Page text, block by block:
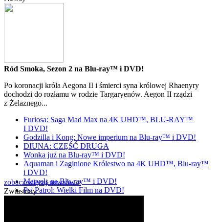
Ród Smoka, Sezon 2 na Blu-ray™ i DVD!
Po koronacji króla Aegona II i śmierci syna królowej Rhaenyry
dochodzi do rozłamu w rodzie Targaryenów. Aegon II rządzi
z Żelaznego...
Furiosa: Saga Mad Max na 4K UHD™, BLU-RAY™
I DVD!
Godzilla i Kong: Nowe imperium na Blu-ray™ i DVD!
DIUNA: CZĘŚĆ DRUGA
Wonka już na Blu-ray™ i DVD!
Aquaman i Zaginione Królestwo na 4K UHD™, Blu-ray™
i DVD!
Marvels na Blu-ray™ i DVD!
Psi Patrol: Wielki Film na DVD!
zobacz więcej newsów »
Zwiastuny